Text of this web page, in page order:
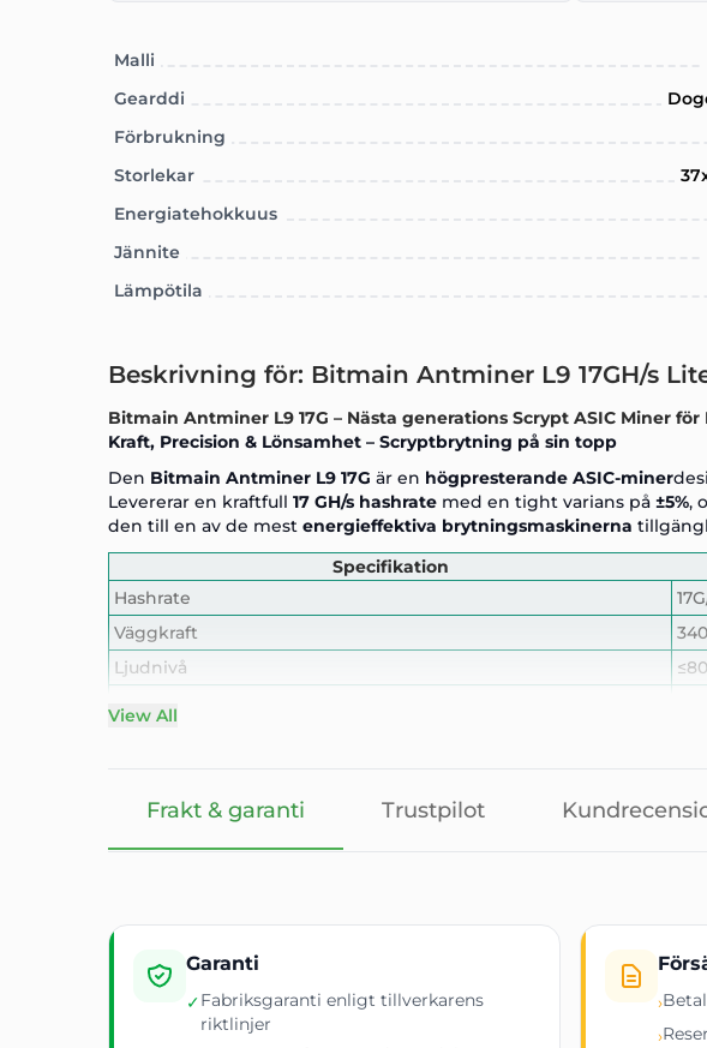
Malli
Gearddi
Förbrukning
Storlekar
Energiatehokkuus
Jännite
Lämpötila
Beskrivning för: Bitmain Antminer L9 17GH/s
Bitmain Antminer L9 17G – Nästa generations Scrypt ASIC Miner för
Kraft, Precision & Lönsamhet – Scryptbrytning på sin topp
Den Bitmain Antminer L9 17G är en högpresterande ASIC-miner
Levererar en kraftfull 17 GH/s hashrate med en tight varians på ±5%,
den till en av de mest energieffektiva brytningsmaskinerna
Specifikation
Hashrate
Väggkraft
Ljudnivå
🔍 Perfekt för:
Scrypt-fokuserade brytningsgårdar
Litecoin & Dogecoin-entusiaster
Operatörer som söker toppnivå effektivitet
View All
Frakt & garanti Trustpilot
Garanti
✓Fabriksgaranti enligt tillverkarens
riktlinjer
›
›